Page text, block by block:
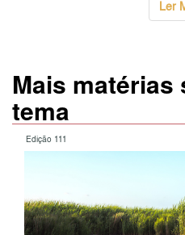
Ler
Mais matérias
tema
Edição 111